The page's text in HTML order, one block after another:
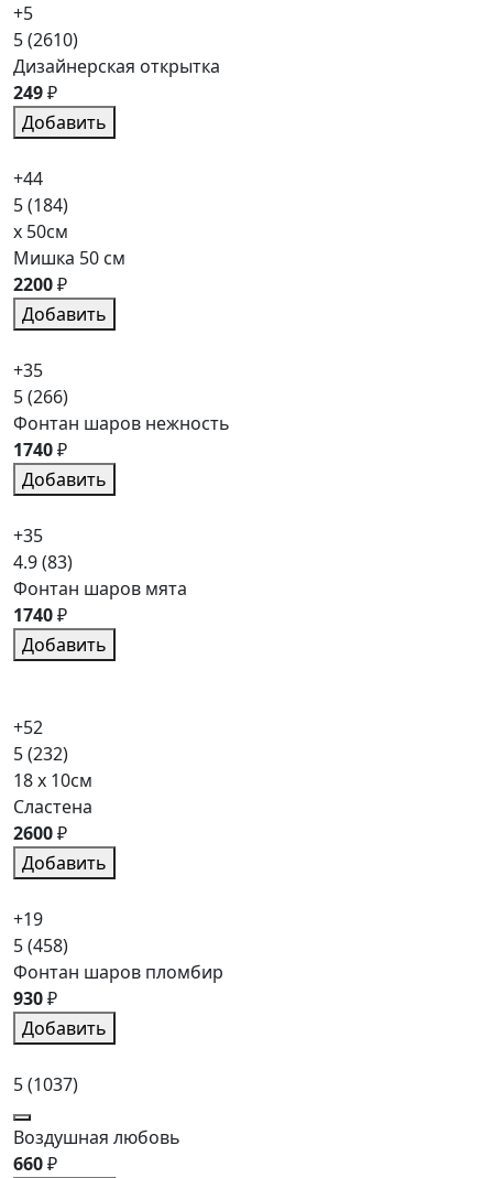
+5
5(2610)
Дизайнерская открытка
249₽
Добавить
+44
5(184)
x 50см
Мишка 50 см
2200₽
Добавить
+35
5(266)
Фонтан шаров нежность
1740₽
Добавить
+35
4.9(83)
Фонтан шаров мята
1740₽
Добавить
+52
5(232)
18 x 10см
Сластена
2600₽
Добавить
+19
5(458)
Фонтан шаров пломбир
930₽
Добавить
5(1037)
Воздушная любовь
660₽